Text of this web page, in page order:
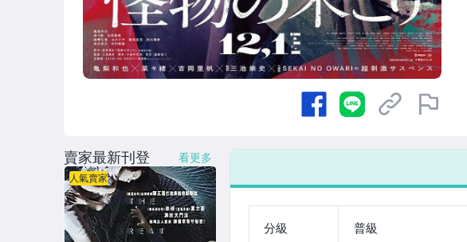
BD25G陸港台影集+其它國家
BD25藍光卡通動漫影集
26年7月開始更新電影+影集
分級 普級
賣家最新刊登 看更多
人氣賣家